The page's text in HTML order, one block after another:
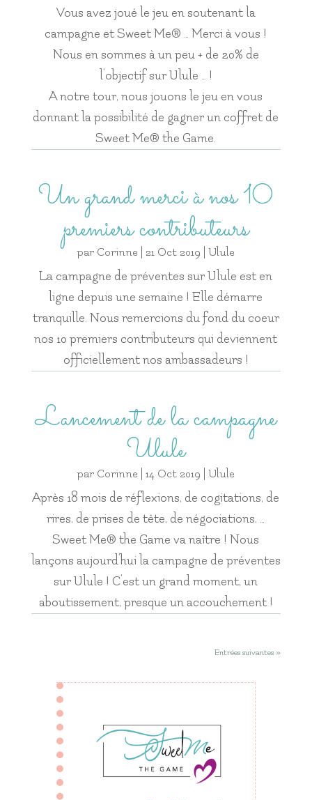
Vous avez joué le jeu en soutenant la
campagne et Sweet Me® … Merci à vous !
Nous en sommes à un peu + de 20% de
l’objectif sur Ulule … !
A notre tour, nous jouons le jeu en vous
donnant la possibilité de gagner un coffret de
Sweet Me® the Game.
Un grand merci à nos 10
premiers contributeurs
par Corinne 21 Oct 2019 |Ulule
La campagne de préventes sur Ulule est en
ligne depuis une semaine ! Elle démarre
tranquille. Nous remercions du fond du coeur
nos 10 premiers contributeurs qui deviennent
officiellement nos ambassadeurs !
Lancement de la campagne
Ulule
par Corinne |14 Oct 2019 |Ulule
Après 18 mois de réflexions, de cogitations, de
rires, de prises de tête, de négociations, …
Sweet Me® the Game va naître ! Nous
lançons aujourd’hui la campagne de préventes
sur Ulule ! C’est un grand moment, un
aboutissement, presque un accouchement !
Entrées suivantes »